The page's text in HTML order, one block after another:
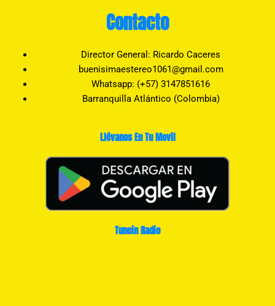
Contacto
Director General: Ricardo Caceres
buenisimaestereo1061@gmail.com
Whatsapp: (+57) 3147851616
Barranquilla Atlántico (Colombia)
Llévanos En Tu Movil
Tunein Radio